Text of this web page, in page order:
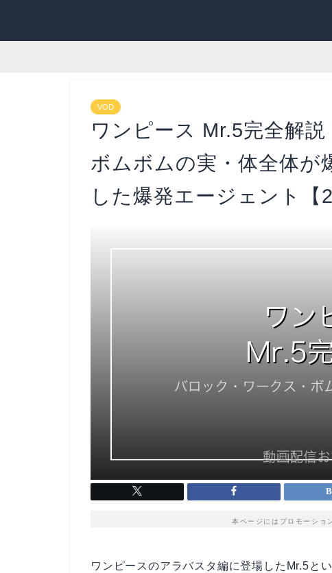
VOD
ワンピース Mr.5完全解
ボムボムの実・体全体が
した爆発エージェント【
本ページにはプロモーショ
ワンピースのアラバスタ編に登場したMr.5と